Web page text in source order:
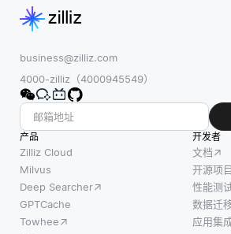
business@zilliz.com
4000-zilliz（4000945549）
产品
Zilliz Cloud
Milvus
Deep Searcher
GPTCache
Towhee
开发者
文档
开源项目
性能测
数据迁
应用集